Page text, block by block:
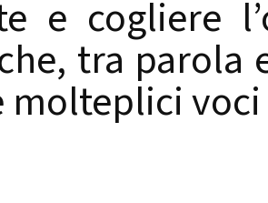
e cogliere
tra parola
molteplici